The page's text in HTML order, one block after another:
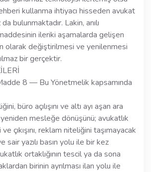
kullanma ihtiyacı hisseden avukat
bulunmaktadır. Lakin, anılı
ileriki aşamalarda gelişen
olarak değiştirilmesi ve yenilenmesi
bir gerçektir.
8 — Bu Yönetmelik kapsamında
büro açılışını ve altı ayı aşan ara
mesleğe dönüşünü; avukatlık
çıkışını, reklam niteliğini taşımayacak
sair yazılı basın yolu ile bir kez
ortaklığının tescil ya da sona
birinin ayrılması ilan yolu ile